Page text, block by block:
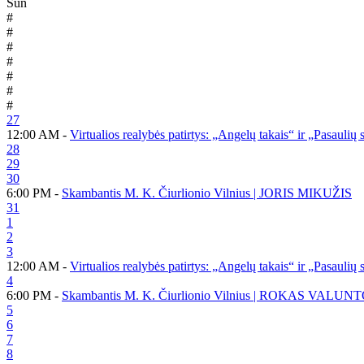
Sun
#
#
#
#
#
#
#
27
12:00 AM - Virtualios realybės patirtys: „Angelų takais“ ir „Pasaulių
28
29
30
6:00 PM - Skambantis M. K. Čiurlionio Vilnius | JORIS MIKUŽIS
31
1
2
3
12:00 AM - Virtualios realybės patirtys: „Angelų takais“ ir „Pasaulių
4
6:00 PM - Skambantis M. K. Čiurlionio Vilnius | ROKAS
5
6
7
8